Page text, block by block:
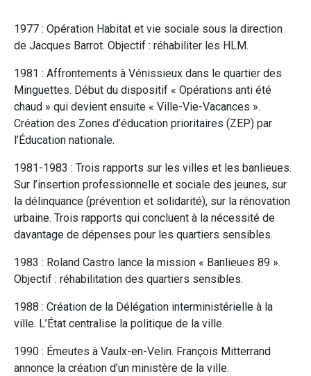
1977 : Opération Habitat et vie sociale sous la direction
de Jacques Barrot. Objectif : réhabiliter les HLM.
1981 : Affrontements à Vénissieux dans le quartier des
Minguettes. Début du dispositif « Opérations anti été
chaud » qui devient ensuite « Ville-Vie-Vacances ».
Création des Zones d’éducation prioritaires (ZEP) par
l’Éducation nationale.
1981-1983 : Trois rapports sur les villes et les banlieues.
Sur l’insertion professionnelle et sociale des jeunes, sur
la délinquance (prévention et solidarité), sur la rénovation
urbaine. Trois rapports qui concluent à la nécessité de
davantage de dépenses pour les quartiers sensibles.
1983 : Roland Castro lance la mission « Banlieues 89 ».
Objectif : réhabilitation des quartiers sensibles.
1988 : Création de la Délégation interministérielle à la
ville. L’État centralise la politique de la ville.
1990 : Émeutes à Vaulx-en-Velin. François Mitterrand
annonce la création d’un ministère de la ville.